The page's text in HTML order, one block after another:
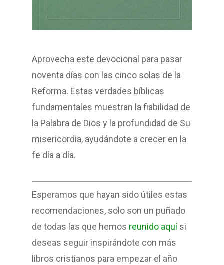
Aprovecha este devocional para pasar
noventa días con las cinco solas de la
Reforma. Estas verdades bíblicas
fundamentales muestran la fiabilidad de
la Palabra de Dios y la profundidad de Su
misericordia, ayudándote a crecer en la
fe día a día.
Esperamos que hayan sido útiles estas
recomendaciones, solo son un puñado
de todas las que hemos reunido aquísi
deseas seguir inspirándote con más
libros cristianos para empezar el año